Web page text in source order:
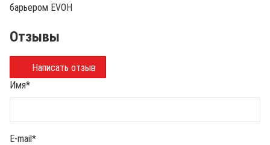
барьером EVOH
Отзывы
Написать отзыв
Имя*
E-mail*